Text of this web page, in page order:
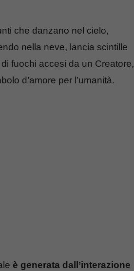
che danzano nel cielo,
nella neve, lancia scintille
fuochi accesi da un Creatore,
d’amore per l’umanità.
è generata dall’interazione